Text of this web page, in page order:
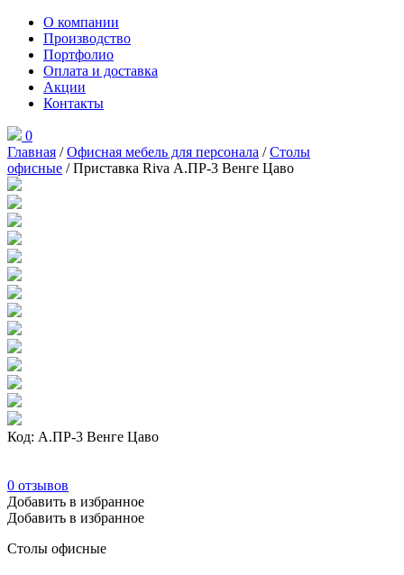
О компании
Производство
Портфолио
Оплата и доставка
Акции
Контакты
0
Главная /Офисная мебель для персонала /Столы
офисные / Приставка Riva А.ПР-3 Венге Цаво
Код: А.ПР-3 Венге Цаво
0 отзывов
Добавить в избранное
Добавить в избранное
Столы офисные